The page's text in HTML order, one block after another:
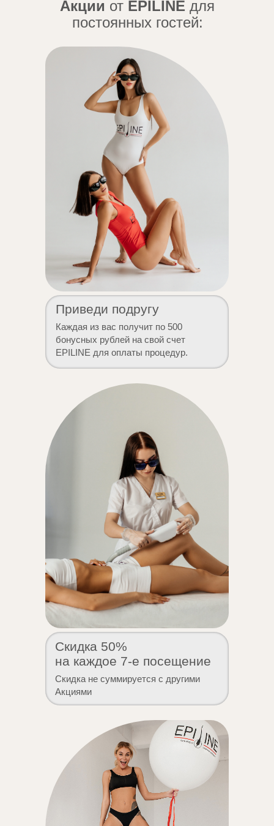
Каждая из вас получит по 500
бонусных рублей на свой счет
EPILINE для оплаты процедур.
Приведи подругу
Акции от EPILINE для
постоянных гостей:
Скидка не суммируется с другими
Акциями
Скидка 50%
на каждое 7-е посещение